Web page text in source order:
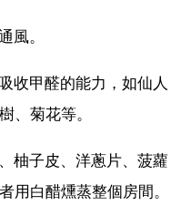
風。
收甲醛的能力，如仙人
、菊花等。
柚子皮、洋蔥片、菠蘿
用白醋燻蒸整個房間。